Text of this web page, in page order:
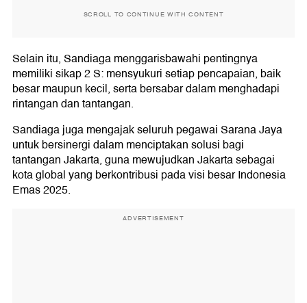
SCROLL TO CONTINUE WITH CONTENT
Selain itu, Sandiaga menggarisbawahi pentingnya
memiliki sikap 2 S: mensyukuri setiap pencapaian, baik
besar maupun kecil, serta bersabar dalam menghadapi
rintangan dan tantangan.
Sandiaga juga mengajak seluruh pegawai Sarana Jaya
untuk bersinergi dalam menciptakan solusi bagi
tantangan Jakarta, guna mewujudkan Jakarta sebagai
kota global yang berkontribusi pada visi besar Indonesia
Emas 2025.
ADVERTISEMENT